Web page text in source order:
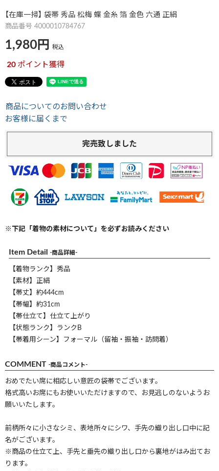
【在庫一掃】 袋帯 秀品 松梅 蝶 金糸 箔 金色 六通 正絹
商品番号 4000010784767
1,980 税込
20 ポイント獲得
商品についてのお問い合わせ
お客様に届くまで
完売致しました
※下記「着物の素材について」を必ずお読みください
Item Detail -商品詳細-
【着物ランク】秀品
【素材】正絹
【帯丈】約444cm
【帯幅】約31cm
【帯仕立て】仕立て上がり
【状態ランク】ランクB
【帯着用シーン】フォーマル（留袖・振袖・訪問着）
COMMENT -商品コメント-
おめでたい席に相応しい意匠の袋帯でございます。
格式高いお席にもお使いいただけますので、お見逃しのないようお
願いいたします。
前柄所々に小さなシミ、表地所々にシワ、手先の織り出し口中に記
名がございます。
※商品の仕立て上、手先と垂先の織り出し口から裏地がはみ出てお
ります。